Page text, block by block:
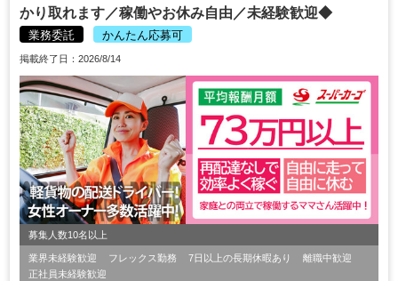
かり取れます／稼働やお休み自由／未経験歓迎◆
業務委託 かんたん応募可
掲載終了日：2026/8/14
募集人数10名以上
業界未経験歓迎 フレックス勤務 7日以上の長期休暇あり
離職中歓迎
正社員未経験歓迎